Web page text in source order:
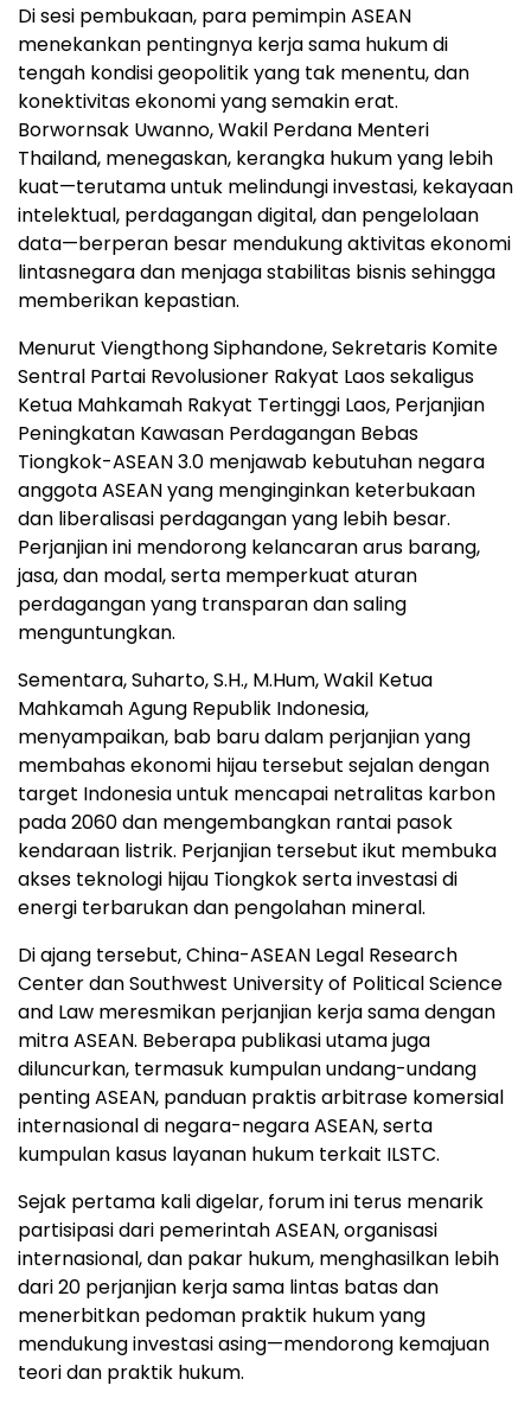
Di sesi pembukaan, para pemimpin ASEAN
menekankan pentingnya kerja sama hukum di
tengah kondisi geopolitik yang tak menentu, dan
konektivitas ekonomi yang semakin erat.
Borwornsak Uwanno, Wakil Perdana Menteri
Thailand, menegaskan, kerangka hukum yang lebih
kuat—terutama untuk melindungi investasi, kekayaan
intelektual, perdagangan digital, dan pengelolaan
data—berperan besar mendukung aktivitas ekonomi
lintasnegara dan menjaga stabilitas bisnis sehingga
memberikan kepastian.
Menurut Viengthong Siphandone, Sekretaris Komite
Sentral Partai Revolusioner Rakyat Laos sekaligus
Ketua Mahkamah Rakyat Tertinggi Laos, Perjanjian
Peningkatan Kawasan Perdagangan Bebas
Tiongkok-ASEAN 3.0 menjawab kebutuhan negara
anggota ASEAN yang menginginkan keterbukaan
dan liberalisasi perdagangan yang lebih besar.
Perjanjian ini mendorong kelancaran arus barang,
jasa, dan modal, serta memperkuat aturan
perdagangan yang transparan dan saling
menguntungkan.
Sementara, Suharto, S.H., M.Hum, Wakil Ketua
Mahkamah Agung Republik Indonesia,
menyampaikan, bab baru dalam perjanjian yang
membahas ekonomi hijau tersebut sejalan dengan
target Indonesiauntuk mencapai netralitas karbon
pada 2060 dan mengembangkan rantai pasok
kendaraan listrik. Perjanjian tersebut ikut membuka
akses teknologi hijau Tiongkok serta investasi di
energi terbarukan dan pengolahan mineral.
Di ajang tersebut, China-ASEAN Legal Research
Center dan Southwest University of Political Science
and Law meresmikan perjanjian kerja sama dengan
mitra ASEAN. Beberapa publikasi utama juga
diluncurkan, termasuk kumpulan undang-undang
penting ASEAN, panduan praktis arbitrase komersial
internasional di negara-negara ASEAN, serta
kumpulan kasus layanan hukum terkait ILSTC.
Sejak pertama kali digelar, forum ini terus menarik
partisipasi dari pemerintah ASEAN, organisasi
internasional, dan pakar hukum, menghasilkan lebih
dari 20 perjanjian kerja sama lintas batas dan
menerbitkan pedoman praktik hukum yang
mendukung investasi asing—mendorong kemajuan
teori dan praktik hukum.